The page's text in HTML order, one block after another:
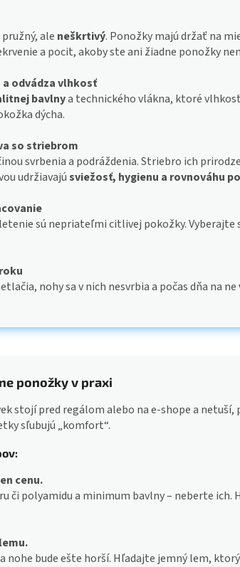
ale neškrtivý. Ponožky majú držať na
a pocit, akoby ste ani žiadne ponožky
odvádza vlhkosť
bavlnya technického vlákna, ktoré
dýcha.
so striebrom
svrbenia a podráždenia. Striebro ich
udržiavajúsviežosť, hygienu a rovnováhu
sú nepriateľmi citlivej pokožky. Vyberajte
nohy sa v nich nesvrbia a počas dňa na ne
ponožky v praxi
stojí pred regálom alebo na e-shope a
sľubujú „komfort“.
cenu.
či polyamidu a minimum bavlny – neberte ich.
nohe bude ešte horší. Hľadajte jemný lem,